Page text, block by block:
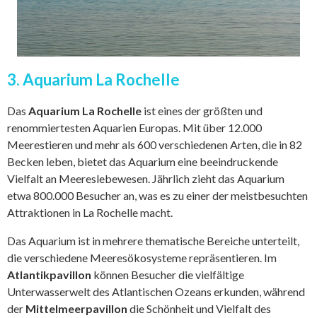
3. Aquarium La Rochelle
Das Aquarium La Rochelle ist eines der größten und
renommiertesten Aquarien Europas. Mit über 12.000
Meerestieren und mehr als 600 verschiedenen Arten, die in 82
Becken leben, bietet das Aquarium eine beeindruckende
Vielfalt an Meereslebewesen. Jährlich zieht das Aquarium
etwa 800.000 Besucher an, was es zu einer der meistbesuchten
Attraktionen in La Rochelle macht.
Das Aquarium ist in mehrere thematische Bereiche unterteilt,
die verschiedene Meeresökosysteme repräsentieren. Im
Atlantikpavillon können Besucher die vielfältige
Unterwasserwelt des Atlantischen Ozeans erkunden, während
der Mittelmeerpavillon die Schönheit und Vielfalt des